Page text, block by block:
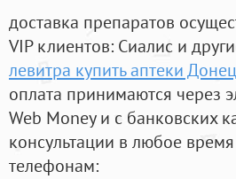
доставка препаратов
VIP клиентов: Сиалис и
левитра купить аптеки
оплата принимаются через
Web Money и с банковских
консультации в любое
телефонам: